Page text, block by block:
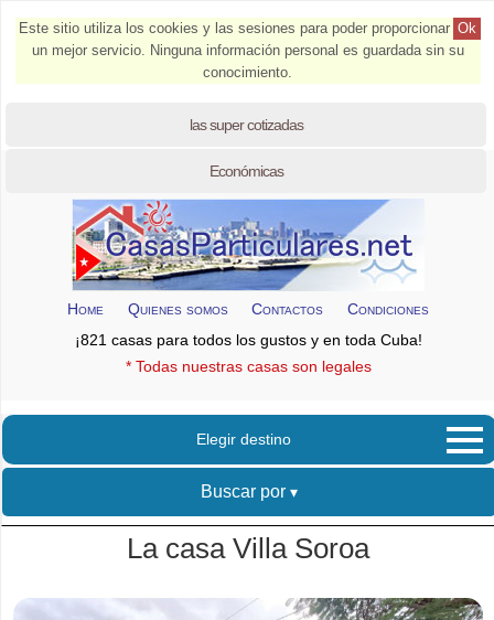
Ok
Este sitio utiliza los cookies y las sesiones para poder proporcionar
un mejor servicio. Ninguna información personal es guardada sin su
conocimiento.
las super cotizadas
Económicas
Home Quienes somos Contactos
Condiciones
¡821 casas para todos los gustos y en toda Cuba!
* Todas nuestras casas son legales
Elegir destino
Buscar por
La casa Villa Soroa